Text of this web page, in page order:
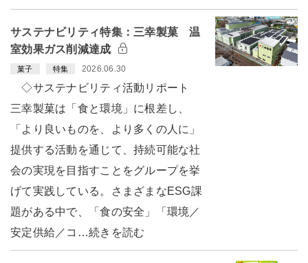
サステナビリティ特集：三幸製菓 温
室効果ガス削減達成
菓子 特集 2026.06.30
◇サステナビリティ活動リポート
三幸製菓は「食と環境」に根差し、
「より良いものを、より多くの人に」
提供する活動を通じて、持続可能な社
会の実現を目指すことをグループを挙
げて実践している。さまざまなESG課
題がある中で、「食の安全」「環境／
安定供給／コ…続きを読む